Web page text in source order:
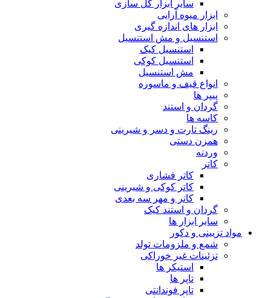
سایر ابزار گل سازی
ابزار میوه آرایی
ابزار های اندازه گیری
استنسیل و مش استنسیل
استنسیل کیک
استنسیل کوکی
مش استنسیل
انواع قیف و ماسوره
پیپر ها
گردان و استند
کاسه ها
رینگ تارت و دسر و شیرینی
همزن دستی
وردنه
کاتر
کاتر فشاری
کاتر کوکی و شیرینی
کاتر و مهر سه بعدی
گردان و استند کیک
سایر ابزار ها
مواد تزیینی و دکور
شمع و ملزومات تولد
تزئینات غیر خوراکی
استیکر ها
تاپر ها
تاپر فوندانتی